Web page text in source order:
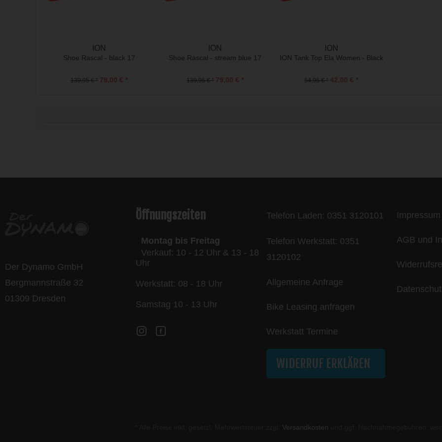
ION
Shoe Rascal - black 17
139,95 € * 79,00 € *
ION
Shoe Rascal - stream blue 17
139,95 € * 79,00 € *
ION
ION Tank Top Ela Women - Black
54,95 € * 42,00 € *
Der Dynamo GmbH
Bergmannstraße 32
01309 Dresden
Öffnungszeiten
Montag bis Freitag
Verkauf: 10 - 12 Uhr & 13 - 18
Uhr
Werkstatt: 08 - 18 Uhr
Samstag 10 - 13 Uhr
Telefon Laden: 0351 3120101
Telefon Werkstatt: 0351
3120102
Allgemeine Anfrage
Bike Leasing anfragen
Werkstatt Termine
WIDERRUF ERKLÄREN
Impressum
AGB und
Versandkosten und ggf. Nachnahmegebühren,